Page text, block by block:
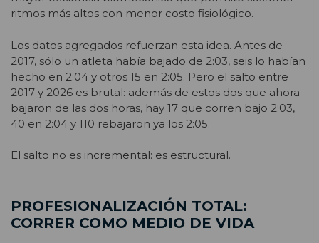
ritmos más altos con menor costo fisiológico.
Los datos agregados refuerzan esta idea. Antes de
2017, sólo un atleta había bajado de 2:03, seis lo habían
hecho en 2:04 y otros 15 en 2:05. Pero el salto entre
2017 y 2026 es brutal: además de estos dos que ahora
bajaron de las dos horas, hay 17 que corren bajo 2:03,
40 en 2:04 y 110 rebajaron ya los 2:05.
El salto no es incremental: es estructural.
PROFESIONALIZACIÓN TOTAL:
CORRER COMO MEDIO DE VIDA